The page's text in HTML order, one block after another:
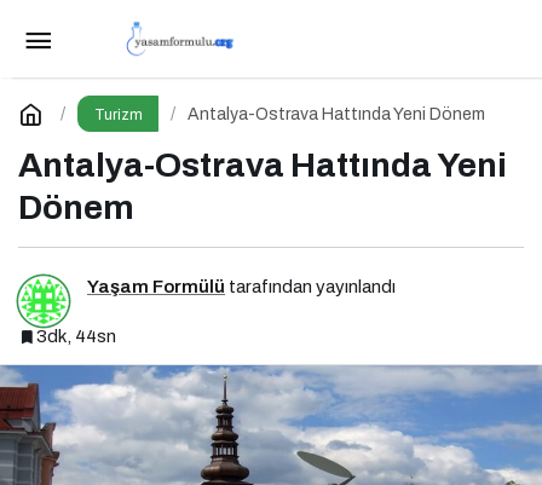
Turizm Antalya-Ostrava Hattında Yeni Dönem
Antalya-Ostrava Hattında Yeni
Dönem
Yaşam Formülü tarafından yayınlandı
3dk, 44sn
Bayram Hareketliliği Avrupa Hayallerini
Tetikledi
Yorum Yap